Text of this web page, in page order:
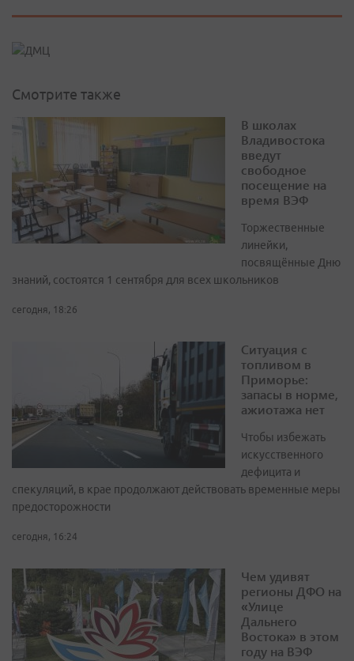
Смотрите также
В школах
Владивостока
введут
свободное
посещение на
время ВЭФ
Торжественные
линейки,
посвящённые Дню
знаний, состоятся 1 сентября для всех школьников
сегодня, 18:26
Ситуация с
топливом в
Приморье:
запасы в норме,
ажиотажа нет
Чтобы избежать
искусственного
дефицита и
спекуляций, в крае продолжают действовать временные меры
предосторожности
сегодня, 16:24
Чем удивят
регионы ДФО на
«Улице
Дальнего
Востока» в этом
году на ВЭФ